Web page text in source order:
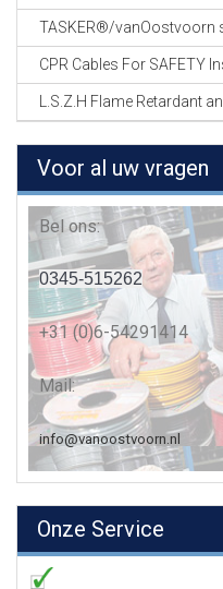
TASKER®/vanOostvoorn
CPR Cables For SAFETY
L.S.Z.H Flame Retardant
Voor al uw vragen
Bel ons:
0345-515262
+31 (0)6-54291414
Mail:
info@vanoostvoorn.nl
Onze Service